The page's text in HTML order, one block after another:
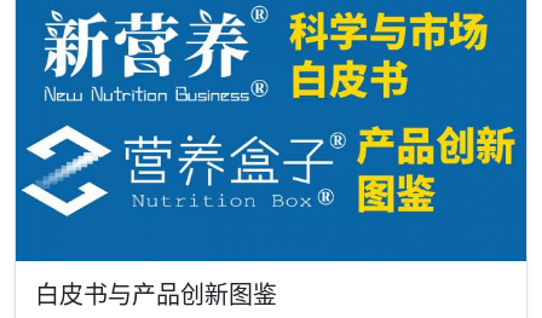
白皮书与产品创新图鉴